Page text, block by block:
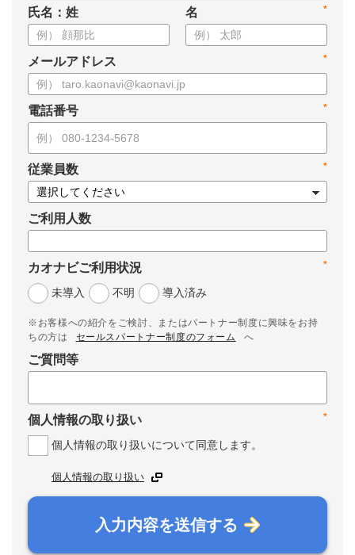
氏名：姓 *
名
*
メールアドレス
*
電話番号
*
従業員数
ご利用人数
*
カオナビご利用状況
未導入
不明 導入済み
※お客様への紹介をご検討、またはパートナー制度に興味をお持
ちの方は
セールスパートナー制度のフォーム へ
ご質問等
*
個人情報の取り扱い
個人情報の取り扱いについて同意します。
個人情報の取り扱い
入力内容を送信する